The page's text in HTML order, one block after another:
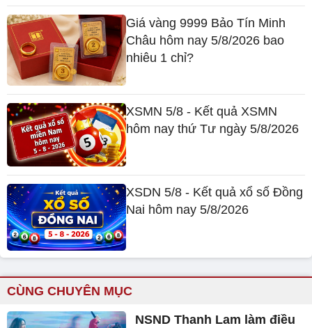
Giá vàng 9999 Bảo Tín Minh
Châu hôm nay 5/8/2026 bao
nhiêu 1 chỉ?
XSMN 5/8 - Kết quả XSMN
hôm nay thứ Tư ngày 5/8/2026
XSDN 5/8 - Kết quả xổ số Đồng
Nai hôm nay 5/8/2026
CÙNG CHUYÊN MỤC
NSND Thanh Lam làm điều